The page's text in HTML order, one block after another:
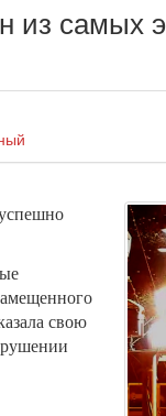
самых
свою